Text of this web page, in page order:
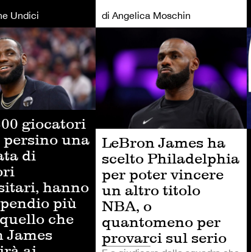
Undici
di Angelica Moschin
giocatori
persino una
di
hanno
più
che
James
LeBron James ha
scelto Philadelphia
per poter vincere
un altro titolo
NBA, o
quantomeno per
provarci sul serio